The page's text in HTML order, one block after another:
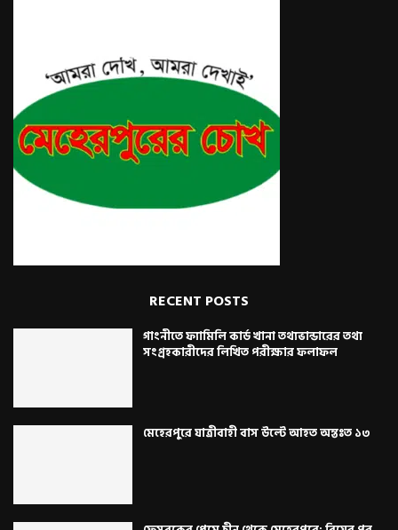
RECENT POSTS
গাংনীতে ফ্যামিলি কার্ড খানা তথ্যভান্ডারের তথ্য
সংগ্রহকারীদের লিখিত পরীক্ষার ফলাফল
মেহেরপুরে যাত্রীবাহী বাস উল্টে আহত অন্তঃত ১৩